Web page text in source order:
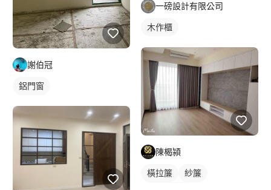
謝伯冠
鋁門窗
一磅設計有限公司
木作櫃
陳楬潁
橫拉簾
紗簾